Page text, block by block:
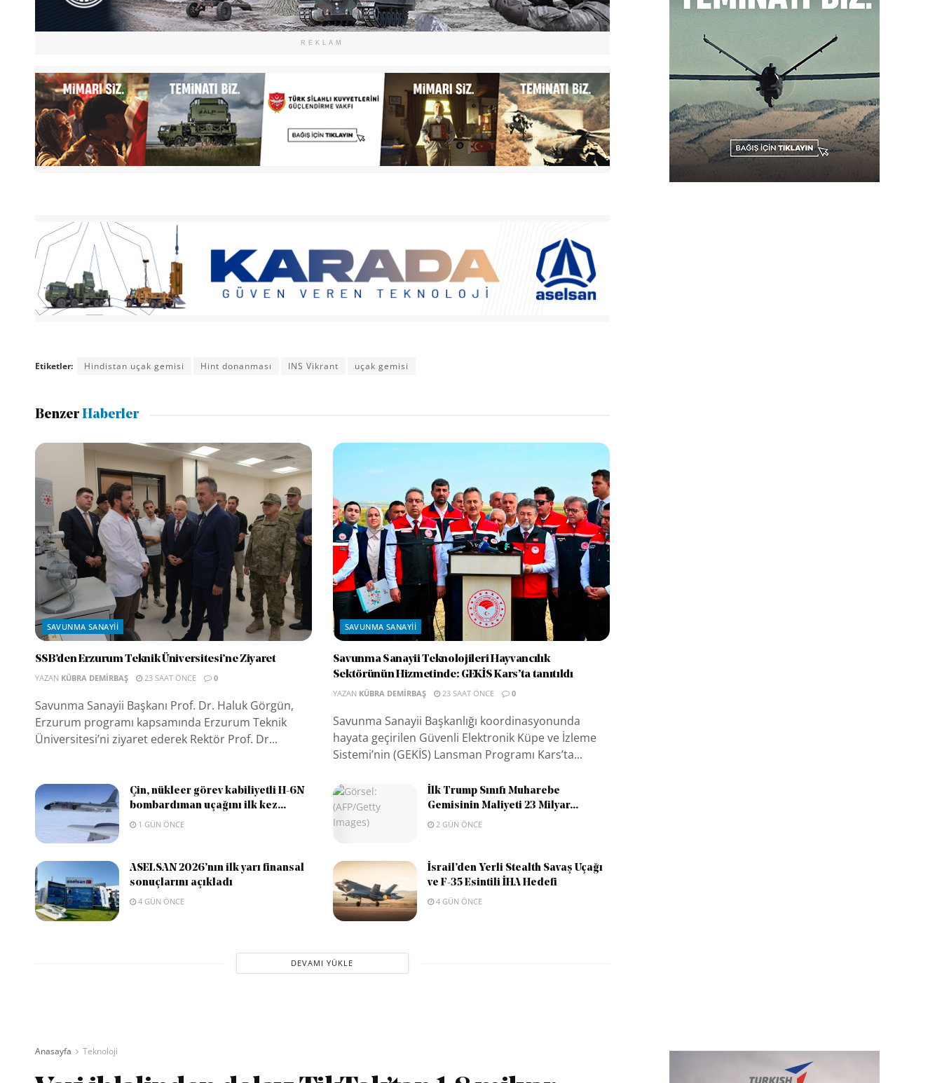
REKLAM
Etiketler: Hindistan uçak gemisi Hint donanması INS Vikrant uçak gemisi
BenzerHaberler
SAVUNMA SANAYII
SSB’den Erzurum Teknik Üniversitesi’ne Ziyaret
YAZAN KÜBRA DEMIRBAŞ 23 SAAT ÖNCE 0
Savunma Sanayii Başkanı Prof. Dr. Haluk Görgün,
Erzurum programı kapsamında Erzurum Teknik
Üniversitesi’ni ziyaret ederek Rektör Prof. Dr...
SAVUNMA SANAYII
Savunma Sanayii Teknolojileri Hayvancılık
Sektörünün Hizmetinde: GEKİS Kars’ta tanıtıldı
YAZAN KÜBRA DEMIRBAŞ 23 SAAT ÖNCE 0
Savunma Sanayii Başkanlığı koordinasyonunda
hayata geçirilen Güvenli Elektronik Küpe ve İzleme
Sistemi’nin (GEKİS) Lansman Programı Kars’ta...
Çin, nükleer görev kabiliyetli H-6N
bombardıman uçağını ilk kez...
1 GÜN ÖNCE
İlk Trump Sınıfı Muharebe
Gemisinin Maliyeti 23 Milyar...
2 GÜN ÖNCE
ASELSAN 2026’nın ilk yarı finansal
sonuçlarını açıkladı
4 GÜN ÖNCE
İsrail’den Yerli Stealth Savaş Uçağı
ve F-35 Esintili İHA Hedefi
4 GÜN ÖNCE
DEVAMI YÜKLE
Anasayfa Teknoloji